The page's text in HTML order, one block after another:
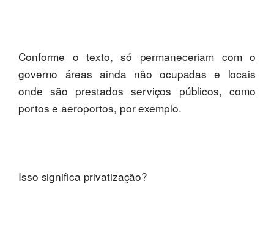
Conforme o texto, só permaneceriam com o
governo áreas ainda não ocupadas e locais
onde são prestados serviços públicos, como
portos e aeroportos, por exemplo.
Isso significa privatização?